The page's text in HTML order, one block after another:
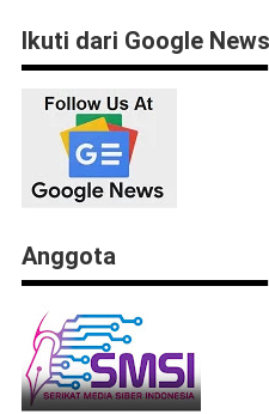
Ikuti dari Google News
Anggota